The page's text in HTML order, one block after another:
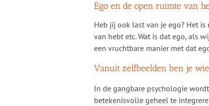
Ego en de open ruimte van
Heb jij ook last van je ego? Het
van hebt etc. Wat is dat ego, als
een vruchtbare manier met dat
Vanuit zelfbeelden ben je
In de gangbare psychologie
betekenisvolle geheel te